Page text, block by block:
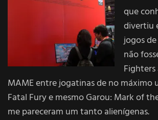
que
divertiu
jogos
não
MAME entre jogatinas de no máximo
Fatal Fury e mesmo Garou: Mark of
me pareceram um tanto alienígenas.